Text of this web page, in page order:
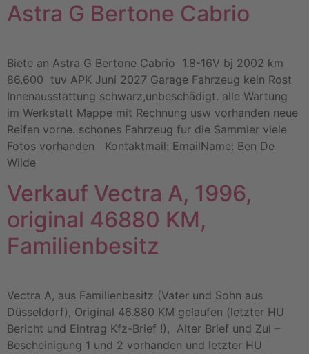
Astra G Bertone Cabrio
Biete an Astra G Bertone Cabrio 1.8-16V bj 2002 km
86.600 tuv APK Juni 2027 Garage Fahrzeug kein Rost
Innenausstattung schwarz,unbeschädigt. alle Wartung
im Werkstatt Mappe mit Rechnung usw vorhanden neue
Reifen vorne. schones Fahrzeug fur die Sammler viele
Fotos vorhanden Kontaktmail: EmailName: Ben De
Wilde
Verkauf Vectra A, 1996,
original 46880 KM,
Familienbesitz
Vectra A, aus Familienbesitz (Vater und Sohn aus
Düsseldorf), Original 46.880 KM gelaufen (letzter HU
Bericht und Eintrag Kfz-Brief !), Alter Brief und Zul –
Bescheinigung 1 und 2 vorhanden und letzter HU